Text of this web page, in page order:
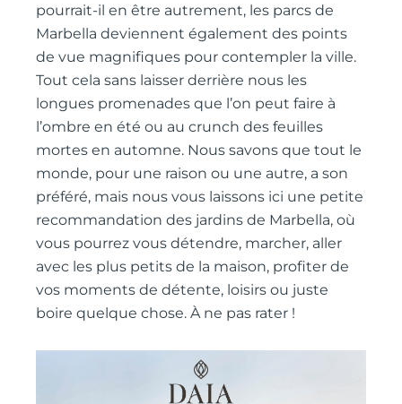
pourrait-il en être autrement, les parcs de
Marbella deviennent également des points
de vue magnifiques pour contempler la ville.
Tout cela sans laisser derrière nous les
longues promenades que l’on peut faire à
l’ombre en été ou au crunch des feuilles
mortes en automne. Nous savons que tout le
monde, pour une raison ou une autre, a son
préféré, mais nous vous laissons ici une petite
recommandation des jardins de Marbella, où
vous pourrez vous détendre, marcher, aller
avec les plus petits de la maison, profiter de
vos moments de détente, loisirs ou juste
boire quelque chose. À ne pas rater !